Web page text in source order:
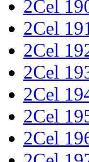
2Cel
2Cel
2Cel
2Cel
2Cel
2Cel
2Cel